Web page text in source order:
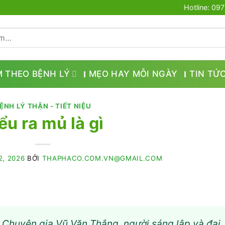
Hotline:
THEO BỆNH LÝ MẸO HAY MỖI NGÀY TIN
LÝ THẬN - TIẾT NIỆU
ra mủ là gì
2026 BỞI THAPHACO.COM.VN@GMAIL.COM